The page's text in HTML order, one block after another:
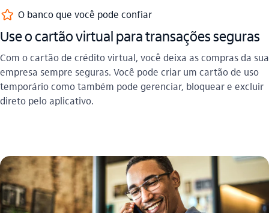
favorito_outline O banco que você pode confiar
Use o cartão virtual para transações seguras
Com o cartão de crédito virtual, você deixa as compras da sua
empresa sempre seguras. Você pode criar um cartão de uso
temporário como também pode gerenciar, bloquear e excluir
direto pelo aplicativo.